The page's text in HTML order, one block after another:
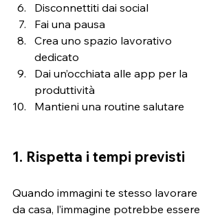
Disconnettiti dai social
Fai una pausa
Crea uno spazio lavorativo
dedicato
Dai un’occhiata alle app per la
produttività
Mantieni una routine salutare
1. Rispetta i tempi previsti
Quando immagini te stesso lavorare
da casa, l’immagine potrebbe essere